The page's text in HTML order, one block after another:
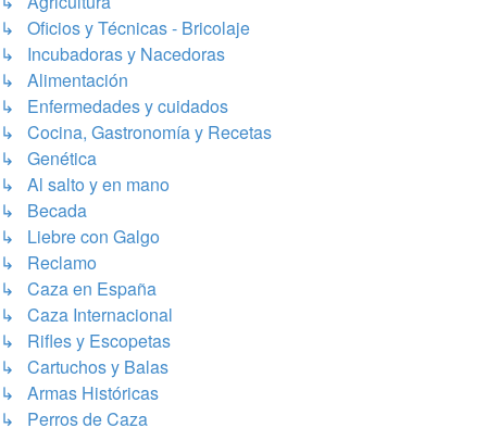
↳ Oficios y Técnicas - Bricolaje
↳ Incubadoras y Nacedoras
↳ Alimentación
↳ Enfermedades y cuidados
↳ Cocina, Gastronomía y Recetas
↳ Genética
↳ Al salto y en mano
↳ Becada
↳ Liebre con Galgo
↳ Reclamo
↳ Caza en España
↳ Caza Internacional
↳ Rifles y Escopetas
↳ Cartuchos y Balas
↳ Armas Históricas
↳ Perros de Caza